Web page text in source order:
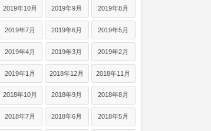
2019年10月 2019年9月 2019年8月
2019年7月 2019年6月 2019年5月
2019年4月 2019年3月 2019年2月
2019年1月 2018年12月 2018年11月
2018年10月 2018年9月 2018年8月
2018年7月 2018年6月 2018年5月